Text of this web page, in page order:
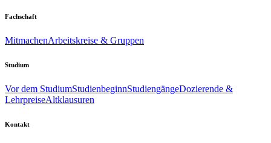
Fachschaft
MitmachenArbeitskreise & Gruppen
Studium
Vor dem StudiumStudienbeginnStudiengängeDozierende &
LehrpreiseAltklausuren
Kontakt